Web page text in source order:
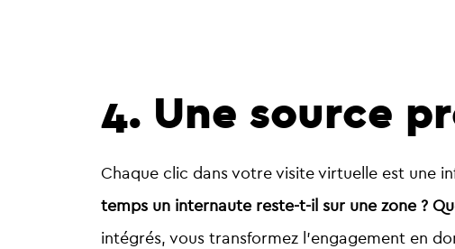
4. Une source
Chaque clic dans votre visite virtuelle est une
temps un internaute reste-t-il sur une zone ?
intégrés, vous transformez l’engagement en